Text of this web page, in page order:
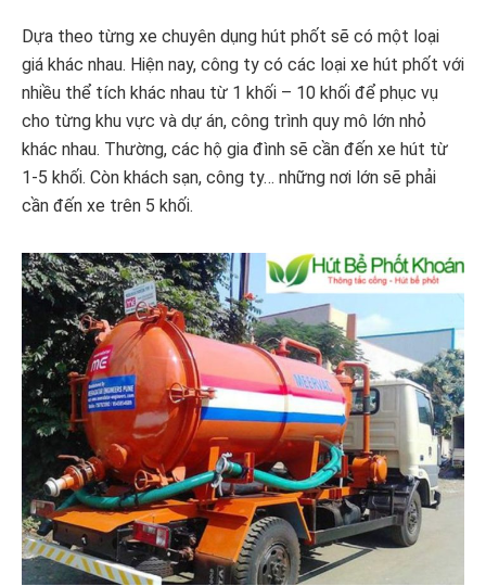
Dựa theo từng xe chuyên dụng hút phốt sẽ có một loại
giá khác nhau. Hiện nay, công ty có các loại xe hút phốt với
nhiều thể tích khác nhau từ 1 khối – 10 khối để phục vụ
cho từng khu vực và dự án, công trình quy mô lớn nhỏ
khác nhau. Thường, các hộ gia đình sẽ cần đến xe hút từ
1-5 khối. Còn khách sạn, công ty… những nơi lớn sẽ phải
cần đến xe trên 5 khối.